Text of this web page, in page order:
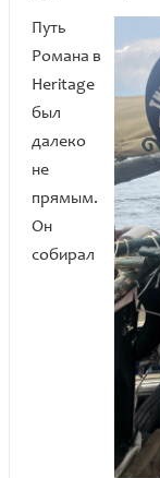
Путь
Романа в
Heritage
был
далеко
не
прямым.
Он
собирал